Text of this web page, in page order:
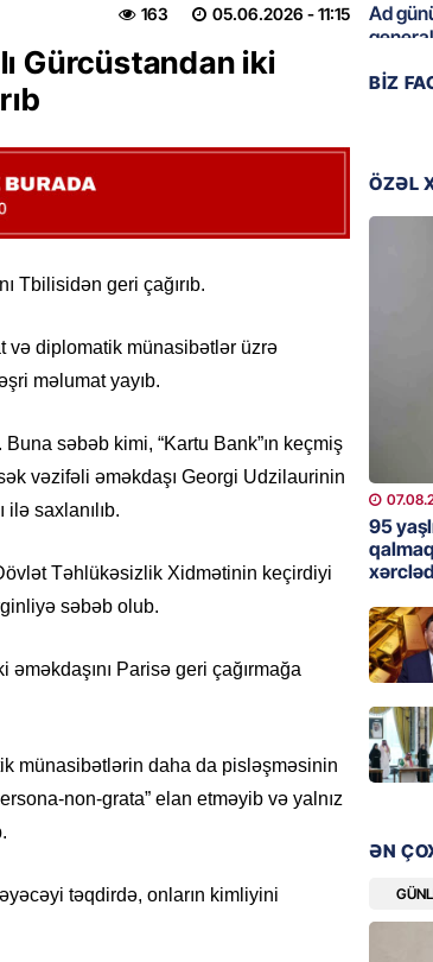
05.06.2026 - 11:15
163
Gürcüstandan iki
Tbilisidən geri çağırıb.
və diplomatik münasibətlər üzrə
məlumat yayıb.
Buna səbəb kimi, “Kartu Bank”ın keçmiş
vəzifəli əməkdaşı Georgi Udzilaurinin
saxlanılıb.
Təhlükəsizlik Xidmətinin keçirdiyi
səbəb olub.
Parisə geri çağırmağa
münasibətlərin daha da pisləşməsinin
non-grata” elan etməyib və yalnız
təqdirdə, onların kimliyini
Ad
bağlı
Çin
MANŞET
“Birgə
BIZ
ÖZƏL
95
ƏN